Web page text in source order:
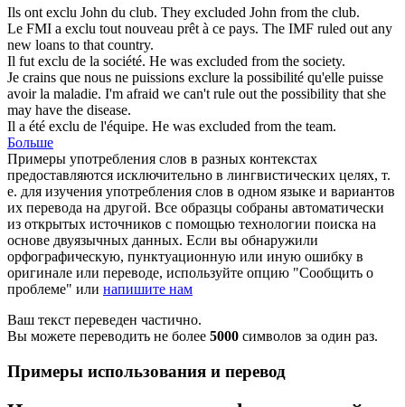
Ils ont exclu John du club. They excluded John from the club.
Le FMI a exclu tout nouveau prêt à ce pays. The IMF ruled out any
new loans to that country.
Il fut exclu de la société. He was excluded from the society.
Je crains que nous ne puissions exclure la possibilité qu'elle puisse
avoir la maladie. I'm afraid we can't rule out the possibility that she
may have the disease.
Il a été exclu de l'équipe. He was excluded from the team.
Больше
Примеры употребления слов в разных контекстах
предоставляются исключительно в лингвистических целях, т.
е. для изучения употребления слов в одном языке и вариантов
их перевода на другой. Все образцы собраны автоматически
из открытых источников с помощью технологии поиска на
основе двуязычных данных. Если вы обнаружили
орфографическую, пунктуационную или иную ошибку в
оригинале или переводе, используйте опцию "Сообщить о
проблеме" или напишите нам
Ваш текст переведен частично.
Вы можете переводить не более 5000 символов за один раз.
Примеры использования и перевод